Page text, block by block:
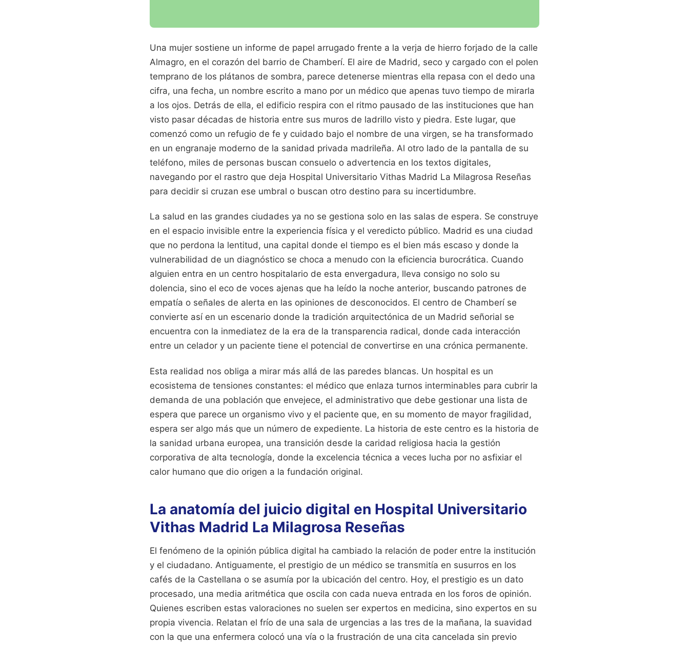
Una mujer sostiene un informe de papel arrugado frente a la verja de hierro forjado de la calle
Almagro, en el corazón del barrio de Chamberí. El aire de Madrid, seco y cargado con el polen
temprano de los plátanos de sombra, parece detenerse mientras ella repasa con el dedo una
cifra, una fecha, un nombre escrito a mano por un médico que apenas tuvo tiempo de mirarla
a los ojos. Detrás de ella, el edificio respira con el ritmo pausado de las instituciones que han
visto pasar décadas de historia entre sus muros de ladrillo visto y piedra. Este lugar, que
comenzó como un refugio de fe y cuidado bajo el nombre de una virgen, se ha transformado
en un engranaje moderno de la sanidad privada madrileña. Al otro lado de la pantalla de su
teléfono, miles de personas buscan consuelo o advertencia en los textos digitales,
navegando por el rastro que deja Hospital Universitario Vithas Madrid La Milagrosa Reseñas
para decidir si cruzan ese umbral o buscan otro destino para su incertidumbre.
La salud en las grandes ciudades ya no se gestiona solo en las salas de espera. Se construye
en el espacio invisible entre la experiencia física y el veredicto público. Madrid es una ciudad
que no perdona la lentitud, una capital donde el tiempo es el bien más escaso y donde la
vulnerabilidad de un diagnóstico se choca a menudo con la eficiencia burocrática. Cuando
alguien entra en un centro hospitalario de esta envergadura, lleva consigo no solo su
dolencia, sino el eco de voces ajenas que ha leído la noche anterior, buscando patrones de
empatía o señales de alerta en las opiniones de desconocidos. El centro de Chamberí se
convierte así en un escenario donde la tradición arquitectónica de un Madrid señorial se
encuentra con la inmediatez de la era de la transparencia radical, donde cada interacción
entre un celador y un paciente tiene el potencial de convertirse en una crónica permanente.
Esta realidad nos obliga a mirar más allá de las paredes blancas. Un hospital es un
ecosistema de tensiones constantes: el médico que enlaza turnos interminables para cubrir la
demanda de una población que envejece, el administrativo que debe gestionar una lista de
espera que parece un organismo vivo y el paciente que, en su momento de mayor fragilidad,
espera ser algo más que un número de expediente. La historia de este centro es la historia de
la sanidad urbana europea, una transición desde la caridad religiosa hacia la gestión
corporativa de alta tecnología, donde la excelencia técnica a veces lucha por no asfixiar el
calor humano que dio origen a la fundación original.
La anatomía del juicio digital en Hospital Universitario
Vithas Madrid La Milagrosa Reseñas
El fenómeno de la opinión pública digital ha cambiado la relación de poder entre la institución
y el ciudadano. Antiguamente, el prestigio de un médico se transmitía en susurros en los
cafés de la Castellana o se asumía por la ubicación del centro. Hoy, el prestigio es un dato
procesado, una media aritmética que oscila con cada nueva entrada en los foros de opinión.
Quienes escriben estas valoraciones no suelen ser expertos en medicina, sino expertos en su
propia vivencia. Relatan el frío de una sala de urgencias a las tres de la mañana, la suavidad
con la que una enfermera colocó una vía o la frustración de una cita cancelada sin previo